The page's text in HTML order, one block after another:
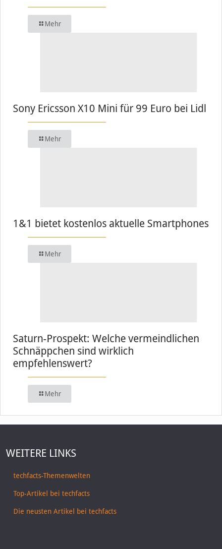
Mehr
Sony Ericsson X10 Mini für 99 Euro bei Lidl
Mehr
1&1 bietet kostenlos aktuelle Smartphones
Mehr
Saturn-Prospekt: Welche vermeindlichen
Schnäppchen sind wirklich
empfehlenswert?
Mehr
WEITERE LINKS
techfacts-Themenwelten
Top-Artikel bei techfacts
Die neusten Artikel bei techfacts